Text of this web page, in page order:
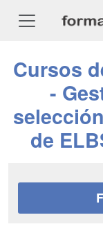
Cursos
-
de